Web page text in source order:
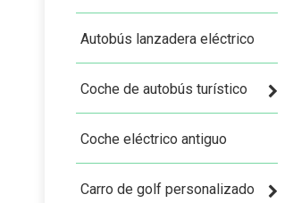
Autobús lanzadera eléctrico
Coche de autobús turístico
Coche eléctrico antiguo
Carro de golf personalizado